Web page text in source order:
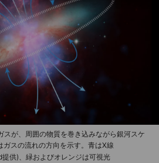
スが、周囲の物質を巻き込みながら銀河スケ
スの流れの方向を示す。青はX線
供)、緑およびオレンジは可視光